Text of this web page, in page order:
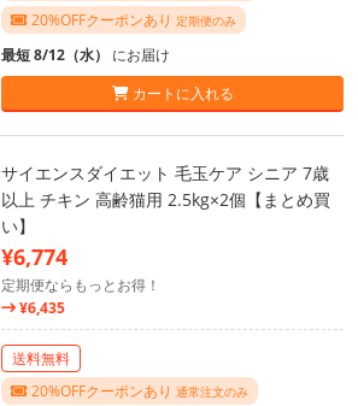
20%OFFクーポンあり 定期便のみ
最短 8/12（水） にお届け
カートに入れる
サイエンスダイエット 毛玉ケア シニア 7歳
以上 チキン 高齢猫用 2.5kg×2個【まとめ買
い】
¥6,774
定期便ならもっとお得！
¥6,435
送料無料
20%OFFクーポンあり 通常注文のみ